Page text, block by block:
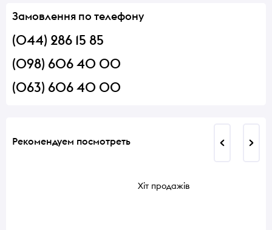
Замовлення по телефону
(044) 286 15 85
(098) 606 40 00
(063) 606 40 00
Рекомендуем посмотреть
Хіт продажів